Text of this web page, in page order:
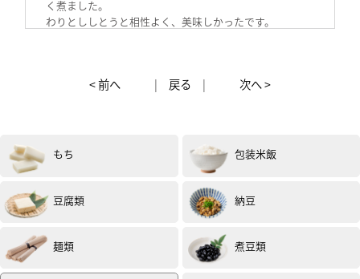
く煮ました。
わりとししとうと相性よく、美味しかったです。
女性 ★★★★★
お味は大変美味しいです。
今回はかぼちゃの煮物とあずきを合わせてみました。
この「たまり」がとても良い味を出してくれました。
< 前へ | 戻る | 次へ >
もち 包装米飯
豆腐類 納豆
麺類 煮豆類